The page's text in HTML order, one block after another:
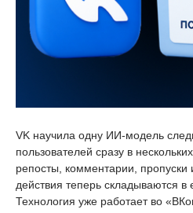
VK научила одну ИИ-модель
пользователей сразу в
репосты, комментарии, пропуски
действия теперь складываются
Технология уже работает во